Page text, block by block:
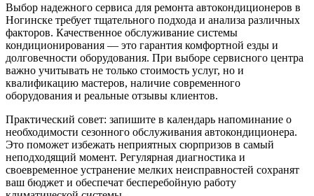
Выбор надежного сервиса для ремонта автокондиционеров в
Ногинске требует тщательного подхода и анализа различных
факторов. Качественное обслуживание системы
кондиционирования — это гарантия комфортной езды и
долговечности оборудования. При выборе сервисного центра
важно учитывать не только стоимость услуг, но и
квалификацию мастеров, наличие современного
оборудования и реальные отзывы клиентов.
Практический совет: запишите в календарь напоминание о
необходимости сезонного обслуживания автокондиционера.
Это поможет избежать неприятных сюрпризов в самый
неподходящий момент. Регулярная диагностика и
своевременное устранение мелких неисправностей сохранят
ваш бюджет и обеспечат бесперебойную работу